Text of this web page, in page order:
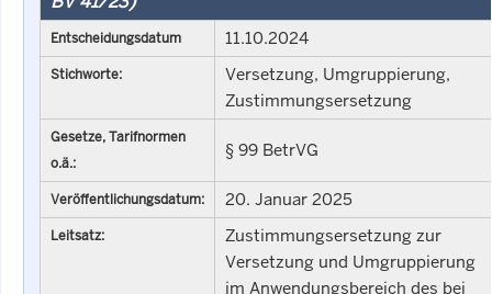
Entscheidungsdatum 11.10.2024
Stichworte:
Versetzung, Umgruppierung,
Zustimmungsersetzung
Gesetze, Tarifnormen
o.ä.:
§ 99 BetrVG
Veröffentlichungsdatum: 20. Januar 2025
Leitsatz:
Zustimmungsersetzung zur
Versetzung und Umgruppierung
im Anwendungsbereich des bei